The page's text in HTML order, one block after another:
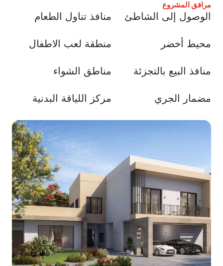
مرافق المشروع
الوصول إلى الشاطئ منافذ تناول الطعام
محيط أخضر منطقة لعب الاطفال
منافذ البيع بالتجزئة مناطق الشواء
مضمار الجري مركز اللياقة البدنية